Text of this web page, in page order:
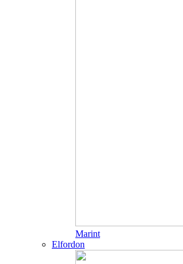
Marint
Elfordon